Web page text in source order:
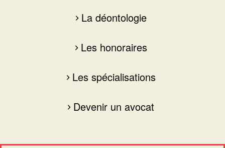
La déontologie
Les honoraires
Les spécialisations
Devenir un avocat